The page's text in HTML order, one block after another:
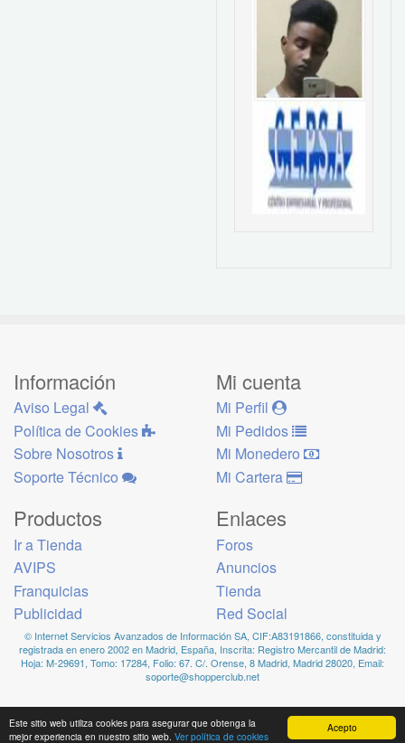
Acepto
Este sitio web utiliza cookies para asegurar que obtenga la
mejor experiencia en nuestro sitio web. Ver política de cookies
Información
Aviso Legal
Política de Cookies
Sobre Nosotros
Soporte Técnico
Mi cuenta
Mi Perfil
Mi Pedidos
Mi Monedero
Mi Cartera
Productos
Ir a Tienda
AVIPS
Franquicias
Publicidad
Enlaces
Foros
Anuncios
Tienda
Red Social
© Internet Servicios Avanzados de Información SA, CIF:A83191866, constituida y
registrada en enero 2002 en Madrid, España, Inscrita: Registro Mercantil de Madrid:
Hoja: M-29691, Tomo: 17284, Folio: 67. C/. Orense, 8 Madrid, Madrid 28020, Email:
soporte@shopperclub.net